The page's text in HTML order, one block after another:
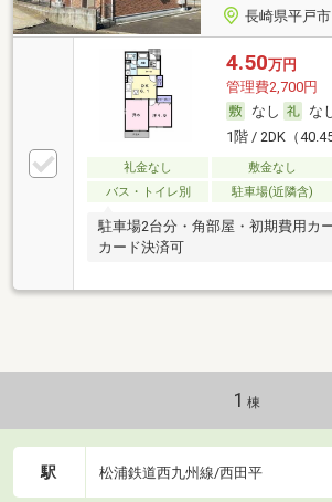
長崎県平戸
4.50万円
管理費2,700円
なし
な
1階 / 2DK（
礼金なし 敷金なし
バス・トイレ別
駐車場(近隣含)
駐車場2台分・角部屋・初期費用カ
カード決済可
1 棟
駅 松浦鉄道西九州線/西田平